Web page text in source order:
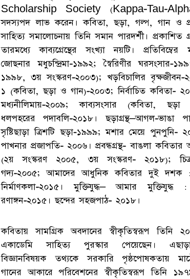
Scholarship Society (Kappa-Tau-
সদস্যপদ লাভ করেন। কবিতা, ছড়া, গল্প, গান ও
সাহিত্য সমালোচনায় তিনি সমান পারদর্শী। প্রকাশিত
তারমধ্যে কাব্যগ্রেন্থের সংখ্যা নয়টি।
জোছনার মধুচন্দ্রিমা-১৯৯২; স্বৈরিণীর ঘরসংসার-
১৯৯৮, ৩য় সংস্করণ-২০০৩); খড়বিচালির বৃক্ষজীবন-
১ (কবিতা, ছড়া ও গান)-২০০৩; নির্বা‌চিত ক‌বিতা-
মধ্যনীলিমায়-২০০৯; কাব্যসংসার (কবিতা,
ধলপহরের পদাবলি-২০১৮। ছড়াগ্রন্থ–আগল-ভাঙা
সৃষ্টিছাড়া ত্রিশটি ছড়া-১৯৯৯; মশার মেয়ে পুনপুনি-
পাখনার প্রজাপতি- ২০০৬। প্রবন্ধগ্রন্থ- বাঙলা
(২য় সংস্করণ ২০০৫, ৩য় সংস্করণ- ২০১৮);
গদ্য-২০০৫; আমাদের আধুনিক কবিতার দুই দশক :
নির্মাণকলা-২০১৫। মুক্তিযুদ্ধ– আমার
রণাঙ্গন-২০১৫। ছন্দের সহজপাঠ- ২০১৮।
কবিতায় সামগ্রিক অবদানের স্বীকৃতিস্বরূপ তিনি
একাডেমি সাহিত্য পুরস্কার পেয়েছেন।
বিজ্ঞানবিষয়ক তথ্যকে সরকারি পৃষ্ঠপোষকতায়
গানের আকারে পরিবেশনের স্বীকৃতিস্বরূপ তিনি